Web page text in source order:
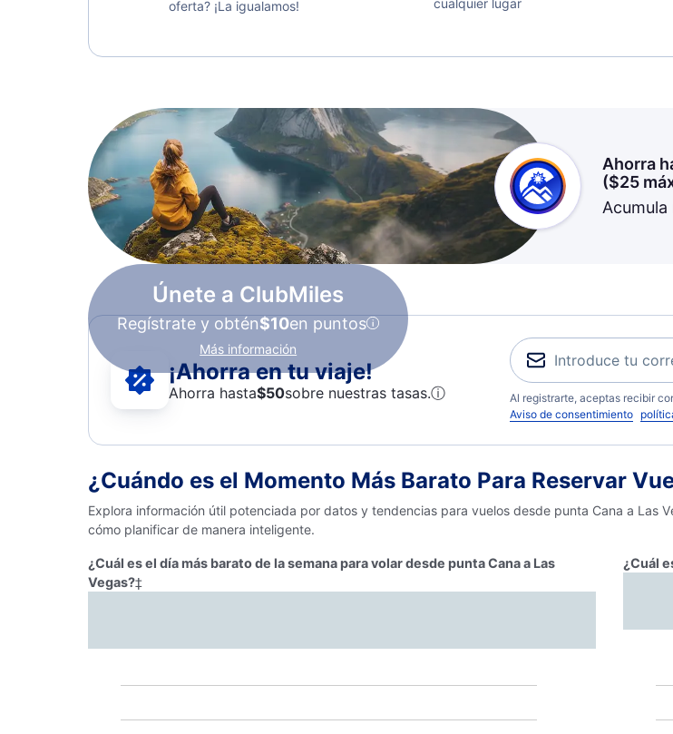
oferta? ¡La igualamos!
cualquier lugar
Únete a ClubMiles
Regístrate y obtén$10en puntos
Más información
Ahorra
($25
¡Ahorra en tu viaje!
Ahorra hasta$50sobre nuestras tasas.ⓘ
Al registrarte, aceptas recibir
Aviso de consentimiento
¿Cuándo es el Momento Más Barato Para Reservar
Explora información útil potenciada por datos y tendencias para vuelos desde punta Cana a Las
cómo planificar de manera inteligente.
¿Cuál es el día más barato de la semana para volar desde punta Cana a Las
Vegas?‡
¿Cuál